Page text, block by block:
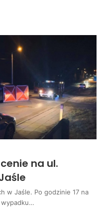
na ul.
w Jaśle. Po godzinie 17 na
wypadku…